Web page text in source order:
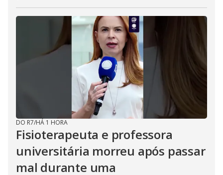
DO R7/HÁ 1 HORA
Fisioterapeuta e professora
universitária morreu após passar
mal durante uma